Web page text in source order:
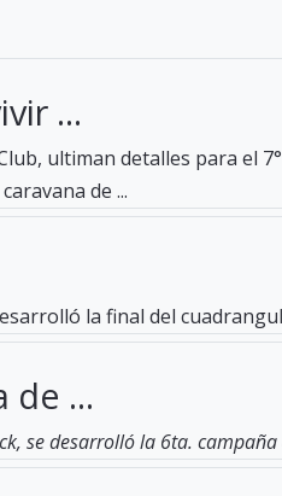
...
ultiman detalles para
de ...
la final del
de ...
se desarrolló la 6ta.